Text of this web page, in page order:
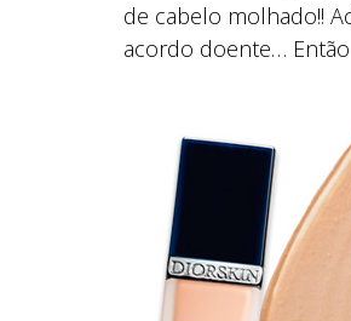
de cabelo molhado!!
acordo doente…